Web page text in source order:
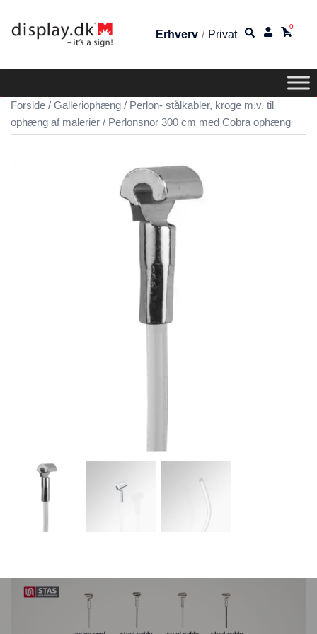
Erhverv / Privat
0
Forside / Galleriophæng / Perlon- stålkabler, kroge m.v. til
ophæng af malerier / Perlonsnor 300 cm med Cobra ophæng